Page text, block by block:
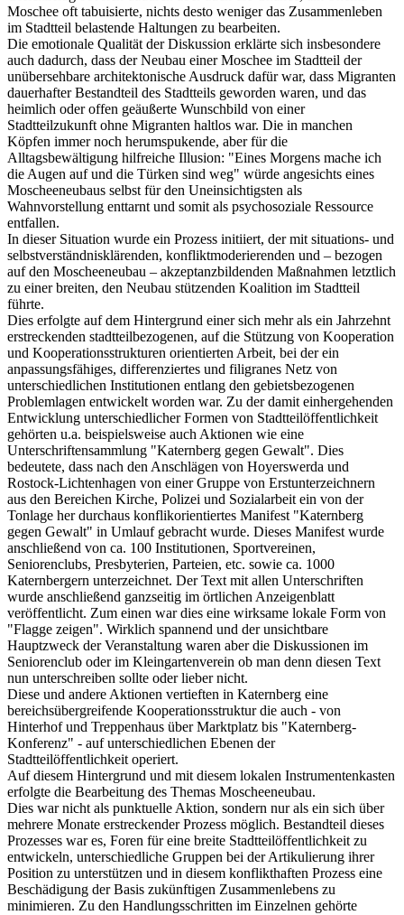
Moschee oft tabuisierte, nichts desto weniger das Zusammenleben
im Stadtteil belastende Haltungen zu bearbeiten.
Die emotionale Qualität der Diskussion erklärte sich insbesondere
auch dadurch, dass der Neubau einer Moschee im Stadtteil der
unübersehbare architektonische Ausdruck dafür war, dass Migranten
dauerhafter Bestandteil des Stadtteils geworden waren, und das
heimlich oder offen geäußerte Wunschbild von einer
Stadtteilzukunft ohne Migranten haltlos war. Die in manchen
Köpfen immer noch herumspukende, aber für die
Alltagsbewältigung hilfreiche Illusion: "Eines Morgens mache ich
die Augen auf und die Türken sind weg" würde angesichts eines
Moscheeneubaus selbst für den Uneinsichtigsten als
Wahnvorstellung enttarnt und somit als psychosoziale Ressource
entfallen.
In dieser Situation wurde ein Prozess initiiert, der mit situations- und
selbstverständnisklärenden, konfliktmoderierenden und – bezogen
auf den Moscheeneubau – akzeptanzbildenden Maßnahmen letztlich
zu einer breiten, den Neubau stützenden Koalition im Stadtteil
führte.
Dies erfolgte auf dem Hintergrund einer sich mehr als ein Jahrzehnt
erstreckenden stadtteilbezogenen, auf die Stützung von Kooperation
und Kooperationsstrukturen orientierten Arbeit, bei der ein
anpassungsfähiges, differenziertes und filigranes Netz von
unterschiedlichen Institutionen entlang den gebietsbezogenen
Problemlagen entwickelt worden war. Zu der damit einhergehenden
Entwicklung unterschiedlicher Formen von Stadtteilöffentlichkeit
gehörten u.a. beispielsweise auch Aktionen wie eine
Unterschriftensammlung "Katernberg gegen Gewalt". Dies
bedeutete, dass nach den Anschlägen von Hoyerswerda und
Rostock-Lichtenhagen von einer Gruppe von Erstunterzeichnern
aus den Bereichen Kirche, Polizei und Sozialarbeit ein von der
Tonlage her durchaus konflikorientiertes Manifest "Katernberg
gegen Gewalt" in Umlauf gebracht wurde. Dieses Manifest wurde
anschließend von ca. 100 Institutionen, Sportvereinen,
Seniorenclubs, Presbyterien, Parteien, etc. sowie ca. 1000
Katernbergern unterzeichnet. Der Text mit allen Unterschriften
wurde anschließend ganzseitig im örtlichen Anzeigenblatt
veröffentlicht. Zum einen war dies eine wirksame lokale Form von
"Flagge zeigen". Wirklich spannend und der unsichtbare
Hauptzweck der Veranstaltung waren aber die Diskussionen im
Seniorenclub oder im Kleingartenverein ob man denn diesen Text
nun unterschreiben sollte oder lieber nicht.
Diese und andere Aktionen vertieften in Katernberg eine
bereichsübergreifende Kooperationsstruktur die auch - von
Hinterhof und Treppenhaus über Marktplatz bis "Katernberg-
Konferenz" - auf unterschiedlichen Ebenen der
Stadtteilöffentlichkeit operiert.
Auf diesem Hintergrund und mit diesem lokalen Instrumentenkasten
erfolgte die Bearbeitung des Themas Moscheeneubau.
Dies war nicht als punktuelle Aktion, sondern nur als ein sich über
mehrere Monate erstreckender Prozess möglich. Bestandteil dieses
Prozesses war es, Foren für eine breite Stadtteilöffentlichkeit zu
entwickeln, unterschiedliche Gruppen bei der Artikulierung ihrer
Position zu unterstützen und in diesem konflikthaften Prozess eine
Beschädigung der Basis zukünftigen Zusammenlebens zu
minimieren. Zu den Handlungsschritten im Einzelnen gehörte